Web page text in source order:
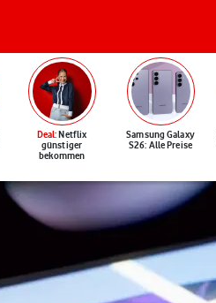
Deal: Netflix
günstiger
bekommen
Samsung Galaxy
S26: Alle Preise